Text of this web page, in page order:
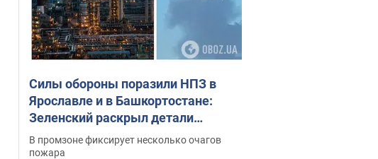
Силы обороны поразили НПЗ в
Ярославле и в Башкортостане:
Зеленский раскрыл детали
операции. Фото и видео
В промзоне фиксирует несколько очагов
пожара